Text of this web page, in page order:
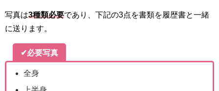
写真は3種類必要であり、下記の3点を書類を履歴書と一緒
に送ります。
✔必要写真
全身
上半身